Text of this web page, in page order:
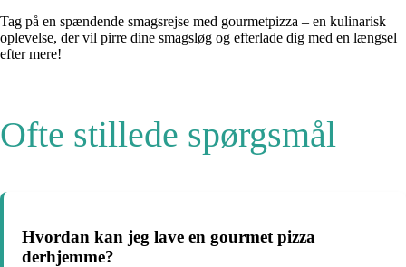
Tag på en spændende smagsrejse med gourmetpizza – en kulinarisk
oplevelse, der vil pirre dine smagsløg og efterlade dig med en længsel
efter mere!
Ofte stillede spørgsmål
Hvordan kan jeg lave en gourmet pizza
derhjemme?